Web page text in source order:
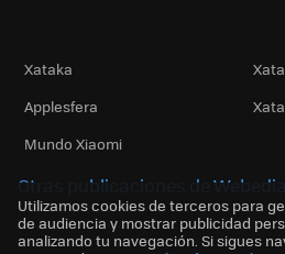
Xataka
Applesfera
Mundo Xiaomi
Otras publicaciones de Webedia
Utilizamos cookies de terceros para
de audiencia y mostrar publicidad
analizando tu navegación. Si sigues